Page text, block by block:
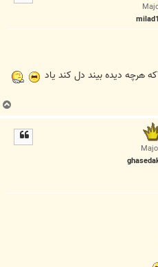
هرچه ديده بيند دل كند ياد
ب
ا